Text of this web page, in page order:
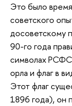
Это было
советского
досоветскому
90-го года
символах
орла и флаг в
Этот флаг
1896 года), он